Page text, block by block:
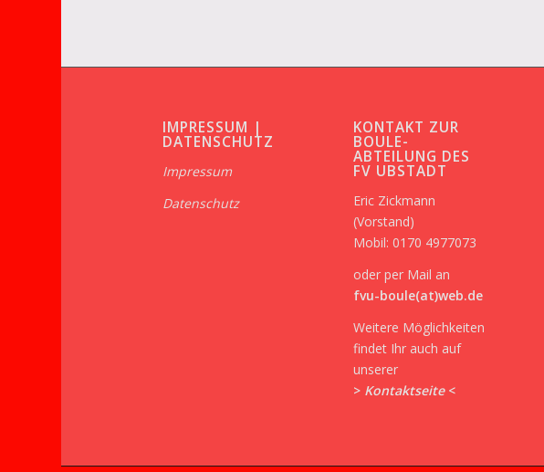
IMPRESSUM |
DATENSCHUTZ
Impressum
Datenschutz
KONTAKT ZUR
BOULE-
ABTEILUNG DES
FV UBSTADT
Eric Zickmann
(Vorstand)
Mobil: 0170 4977073
oder per Mail an
fvu-boule(at)web.de
Weitere Möglichkeiten
findet Ihr auch auf
unserer
> Kontaktseite <